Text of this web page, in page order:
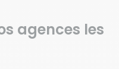
agences les